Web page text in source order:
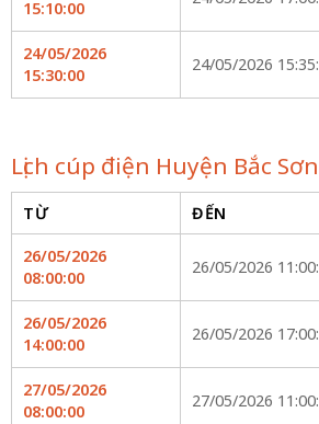
15:10:00
24/05/2026
15:30:00
24/05/2026
Lịch cúp điện Huyện Bắc
TỪ ĐẾN
26/05/2026
08:00:00
26/05/2026
26/05/2026
14:00:00
26/05/2026
27/05/2026
08:00:00
27/05/2026